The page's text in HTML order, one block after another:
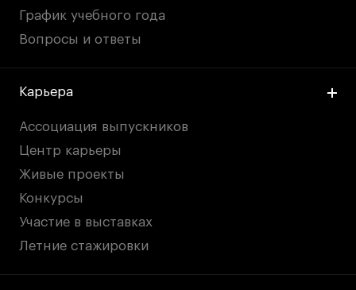
График учебного года
Вопросы и ответы
Карьера
Ассоциация выпускников
Центр карьеры
Живые проекты
Конкурсы
Участие в выставках
Летние стажировки